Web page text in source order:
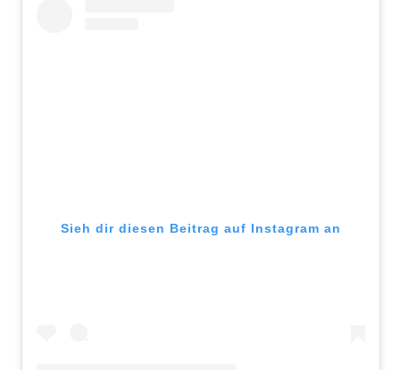
Sieh dir diesen Beitrag auf Instagram an